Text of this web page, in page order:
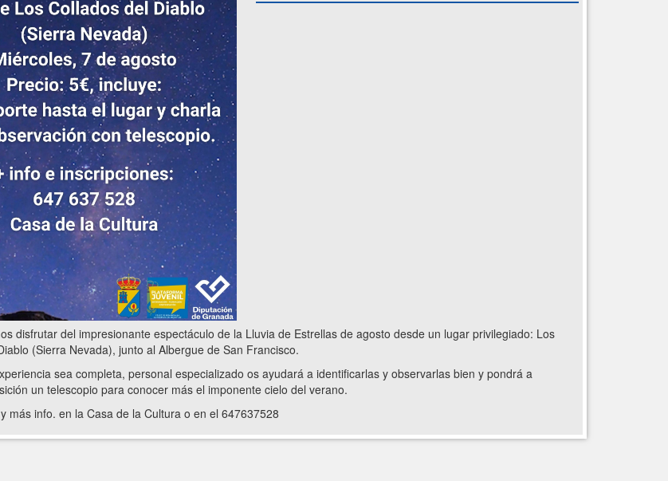
disfrutar del impresionante espectáculo de la Lluvia de Estrellas de agosto desde un lugar privilegiado: Los
(Sierra Nevada), junto al Albergue de San Francisco.
sea completa, personal especializado os ayudará a identificarlas y observarlas bien y pondrá a
un telescopio para conocer más el imponente cielo del verano.
más info. en la Casa de la Cultura o en el 647637528